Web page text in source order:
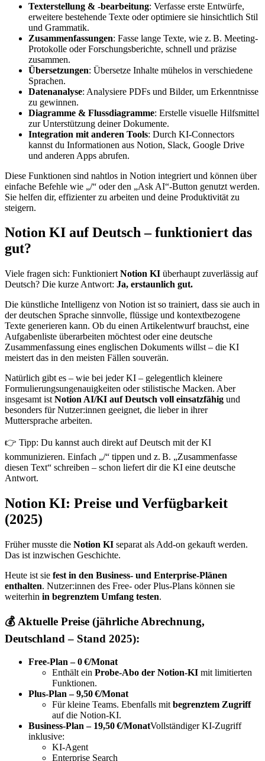
Texterstellung & -bearbeitung: Verfasse erste Entwürfe,
erweitere bestehende Texte oder optimiere sie hinsichtlich Stil
und Grammatik.
Zusammenfassungen: Fasse lange Texte, wie z. B. Meeting-
Protokolle oder Forschungsberichte, schnell und präzise
zusammen.
Übersetzungen: Übersetze Inhalte mühelos in verschiedene
Sprachen.
Datenanalyse: Analysiere PDFs und Bilder, um Erkenntnisse
zu gewinnen.
Diagramme & Flussdiagramme: Erstelle visuelle Hilfsmittel
zur Unterstützung deiner Dokumente.
Integration mit anderen Tools: Durch KI-Connectors
kannst du Informationen aus Notion, Slack, Google Drive
und anderen Apps abrufen.
Diese Funktionen sind nahtlos in Notion integriert und können über
einfache Befehle wie „/“ oder den „Ask AI“-Button genutzt werden.
Sie helfen dir, effizienter zu arbeiten und deine Produktivität zu
steigern.
Notion KI auf Deutsch – funktioniert das
gut?
Viele fragen sich: Funktioniert Notion KI überhaupt zuverlässig auf
Deutsch? Die kurze Antwort: Ja, erstaunlich gut.
Die künstliche Intelligenz von Notion ist so trainiert, dass sie auch in
der deutschen Sprache sinnvolle, flüssige und kontextbezogene
Texte generieren kann. Ob du einen Artikelentwurf brauchst, eine
Aufgabenliste überarbeiten möchtest oder eine deutsche
Zusammenfassung eines englischen Dokuments willst – die KI
meistert das in den meisten Fällen souverän.
Natürlich gibt es – wie bei jeder KI – gelegentlich kleinere
Formulierungsungenauigkeiten oder stilistische Macken. Aber
insgesamt ist Notion AI/KI auf Deutsch voll einsatzfähig und
besonders für Nutzer:innen geeignet, die lieber in ihrer
Muttersprache arbeiten.
👉 Tipp: Du kannst auch direkt auf Deutsch mit der KI
kommunizieren. Einfach „/“ tippen und z. B. „Zusammenfasse
diesen Text“ schreiben – schon liefert dir die KI eine deutsche
Antwort.
Notion KI: Preise und Verfügbarkeit
(2025)
Früher musste die Notion KI separat als Add-on gekauft werden.
Das ist inzwischen Geschichte.
Heute ist sie fest in den Business- und Enterprise-Plänen
enthalten. Nutzer:innen des Free- oder Plus-Plans können sie
weiterhin in begrenztem Umfang testen.
💰 Aktuelle Preise (jährliche Abrechnung,
Deutschland – Stand 2025):
Free-Plan – 0 €/Monat
Enthält ein Probe-Abo der Notion-KI mit limitierten
Funktionen.
Plus-Plan – 9,50 €/Monat
Für kleine Teams. Ebenfalls mit begrenztem Zugriff
auf die Notion-KI.
Business-Plan – 19,50 €/MonatVollständiger KI-Zugriff
inklusive:
KI-Agent
Enterprise Search